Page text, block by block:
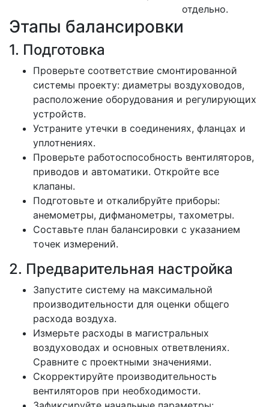
отдельно.
Этапы балансировки
1. Подготовка
Проверьте соответствие смонтированной
системы проекту: диаметры воздуховодов,
расположение оборудования и регулирующих
устройств.
Устраните утечки в соединениях, фланцах и
уплотнениях.
Проверьте работоспособность вентиляторов,
приводов и автоматики. Откройте все
клапаны.
Подготовьте и откалибруйте приборы:
анемометры, дифманометры, тахометры.
Составьте план балансировки с указанием
точек измерений.
2. Предварительная настройка
Запустите систему на максимальной
производительности для оценки общего
расхода воздуха.
Измерьте расходы в магистральных
воздуховодах и основных ответвлениях.
Сравните с проектными значениями.
Скорректируйте производительность
вентиляторов при необходимости.